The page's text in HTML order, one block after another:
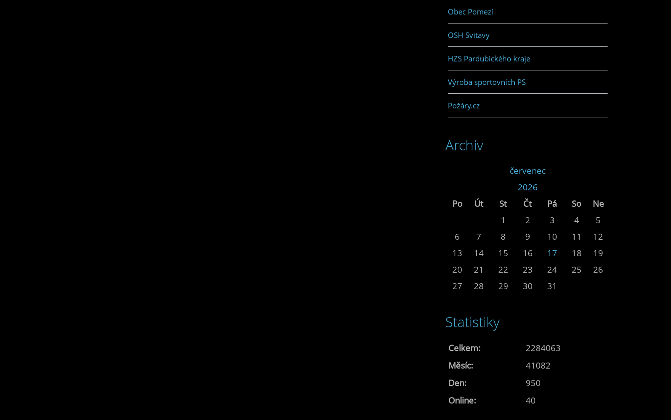
Obec Pomezí
OSH Svitavy
HZS Pardubického kraje
Výroba sportovních PS
Požáry.cz
Archiv
červenec
2026
Po
Út St Čt Pá So
Ne
1
2 3 4
5
6
7 8 9 10 11
12
13
14 15 16 17 18
19
20
21 22 23 24 25
26
27
28 29 30 31
Statistiky
Online: 40
Celkem:
2284063
Měsíc:
41082
Den:
950